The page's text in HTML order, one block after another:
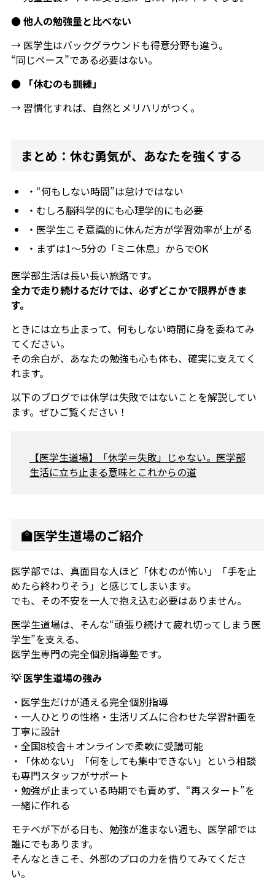
● 他人の勉強量と比べない
→ 医学生はバックグラウンドも得意分野も違う。
“同じペース”である必要はない。
●「休むのも訓練」
→ 習慣化すれば、自然とメリハリがつく。
まとめ：休む勇気が、あなたを強くする
・“何もしない時間”は怠けではない
・むしろ脳科学的にも心理学的にも必要
・医学生こそ意識的に休んだ方が学習効率が上がる
・まずは1〜5分の「ミニ休息」からでOK
医学部生活は長い長い旅路です。
全力で走り続けるだけでは、必ずどこかで限界がきま
す。
ときには立ち止まって、何もしない時間に身を委ねてみ
てください。
その余白が、あなたの勉強も心も体も、確実に支えてく
れます。
以下のブログでは休学は失敗ではないことを解説してい
ます。ぜひご覧ください！
【医学生道場】「休学＝失敗」じゃない。医学部
生活に立ち止まる意味とこれからの道
🏫医学生道場のご紹介
医学部では、真面目な人ほど「休むのが怖い」「手を止
めたら終わりそう」と感じてしまいます。
でも、その不安を一人で抱え込む必要はありません。
医学生道場は、そんな“頑張り続けて疲れ切ってしまう医
学生”を支える、
医学生専門の完全個別指導塾です。
💡 医学生道場の強み
・医学生だけが通える完全個別指導
・一人ひとりの性格・生活リズムに合わせた学習計画を
丁寧に設計
・全国8校舎＋オンラインで柔軟に受講可能
・「休めない」「何をしても集中できない」という相談
も専門スタッフがサポート
・勉強が止まっている時期でも責めず、“再スタート”を
一緒に作れる
モチベが下がる日も、勉強が進まない週も、医学部では
誰にでもあります。
そんなときこそ、外部のプロの力を借りてみてくださ
い。